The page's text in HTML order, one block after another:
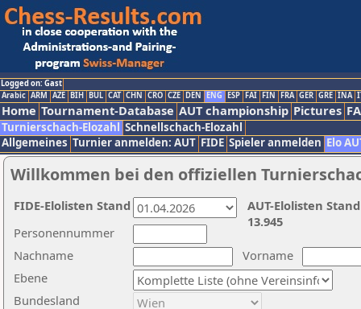
Logged on: Gast
Arabic ARM AZE BIH BUL CAT CHN CRO CZE DEN ENG ESP FAI FIN FRA GER GRE INA
Home Tournament-Database AUT championship Pictures
Turnierschach-Elozahl Schnellschach-Elozahl
Allgemeines Turnier anmelden: AUT FIDE Spieler anmelden Elo
Willkommen bei den offiziellen
Nachname
Vorname
Ebene
Personennummer
Bundesland
AUT-Elolisten
13.945
FIDE-Elolisten Stand